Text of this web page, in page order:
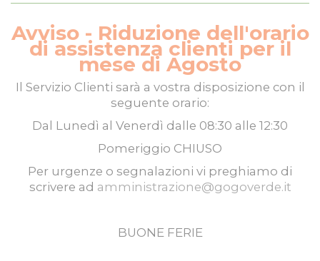
Avviso - Riduzione dell'orario
di assistenza clienti per il
mese di Agosto
Il Servizio Clienti sarà a vostra disposizione con il
seguente orario:
Dal Lunedì al Venerdì dalle 08:30 alle 12:30
Pomeriggio CHIUSO
Per urgenze o segnalazioni vi preghiamo di
scrivere ad amministrazione@gogoverde.it
BUONE FERIE